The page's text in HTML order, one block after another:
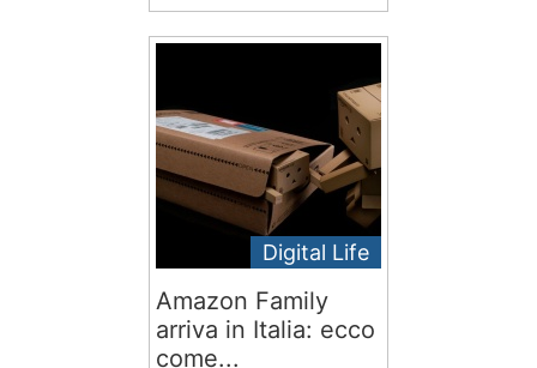
Digital Life
Amazon Family
arriva in Italia: ecco
come...